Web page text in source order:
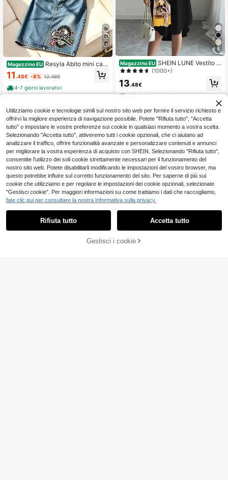
4
Magazzino EU Resyla Abito mini cas
ual minimalista da donna con stamp
a a lettere, collo rotondo e maniche
corte
11 .48€ -8% 12.48€
4-7 giorni lavorativi
4
Magazzino EU SHEIN LUNE Vestito c
amicia estivo casual con stampa a f
(1000+)
13.48€
4-7 giorni lavorativi
AGGIUNGI AL CARRELLO
Utilizziamo cookie e tecnologie simili sul nostro sito web per fornire il servizio richiesto e
offrirvi la migliore esperienza di navigazione possibile. Potete "Rifiuta tutto", "Accetta
tutto" o impostare le vostre preferenze sui cookie in qualsiasi momento a vostra scelta.
Selezionando "Accetta tutto", attiveremo tutti i cookie opzionali, che ci aiutano ad
analizzare il traffico, offrire funzionalità avanzate e personalizzare contenuti e annunci
per migliorare la vostra esperienza di acquisto con SHEIN. Selezionando "Rifiuta tutto",
consentite l'utilizzo dei soli cookie strettamente necessari per il funzionamento del
nostro sito web. Potete disabilitarli modificando le impostazioni del vostro browser, ma
questo potrebbe influire sul corretto funzionamento del sito. Per saperne di più sui
cookie che utilizziamo e per regolare le impostazioni dei cookie opzionali, selezionate
"Gestisci cookie". Per maggiori informazioni su come trattiamo i dati che raccogliamo,
fate clic qui per consultare la nostra Informativa sulla privacy.
Rifiuta tutto Accetta tutto
Gestisci i cookie